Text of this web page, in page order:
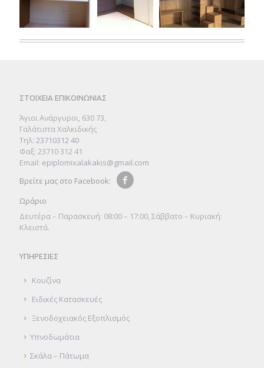
ΣΤΟΙΧΕΙΑ ΕΠΙΚΟΙΝΩΝΙΑΣ
Άγιοι Ανάργυροι, 630 73,
Γαλάτιστα Χαλκιδικής
Τηλ: 23710312 40
Φαξ: 23710 312 41
Email: epiplomixalakakis@gmail.com
Βρείτε μας στο Facebook:
Ωράριο
Δευτέρα – Παρασκευή: 08:00 – 17:00, Σάββατο – Κυριακή:
Κλειστά.
ΥΠΗΡΕΣΙΕΣ
Κουζίνα
Ειδικές Κατασκευές
Ξενοδοχειακός Εξοπλισμός
Υπνοδωμάτια
Σκάλα – Πάτωμα